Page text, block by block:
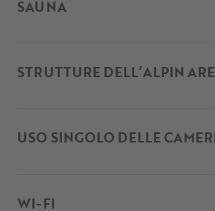
SAUNA
STRUTTURE DELL’ALPIN
USO SINGOLO DELLE
WI-FI